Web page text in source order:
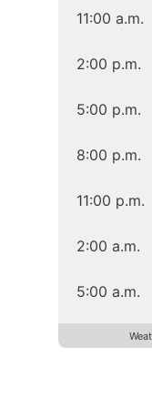
11:00 a.m.
2:00 p.m.
5:00 p.m.
8:00 p.m.
11:00 p.m.
2:00 a.m.
5:00 a.m.